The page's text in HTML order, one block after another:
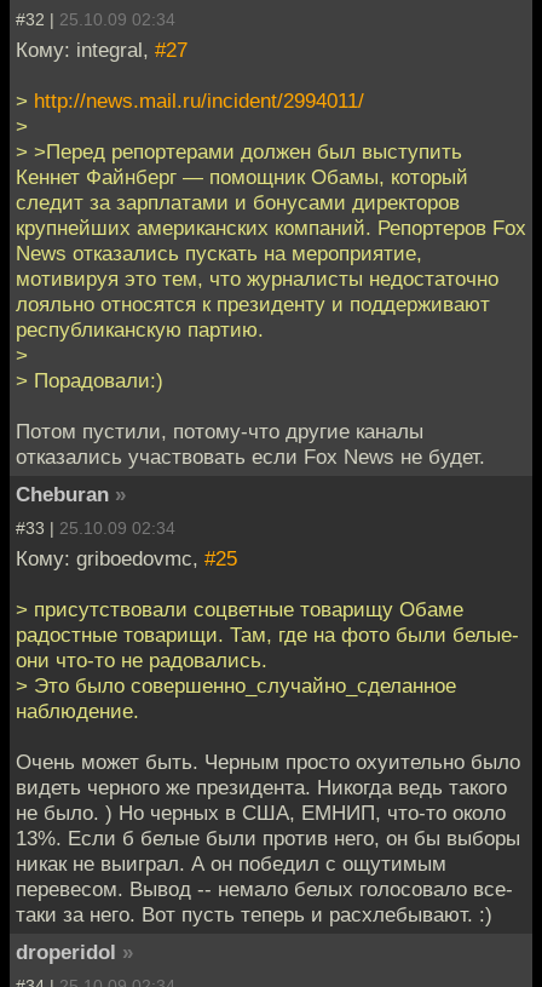
#32 | 25.10.09 02:34
Кому: integral, #27
> http://news.mail.ru/incident/2994011/
>
> >Перед репортерами должен был выступить
Кеннет Файнберг — помощник Обамы, который
следит за зарплатами и бонусами директоров
крупнейших американских компаний. Репортеров Fox
News отказались пускать на мероприятие,
мотивируя это тем, что журналисты недостаточно
лояльно относятся к президенту и поддерживают
республиканскую партию.
>
> Порадовали:)
Потом пустили, потому-что другие каналы
отказались участвовать если Fox News не будет.
Cheburan »
#33 | 25.10.09 02:34
Кому: griboedovmc, #25
> присутствовали соцветные товарищу Обаме
радостные товарищи. Там, где на фото были белые-
они что-то не радовались.
> Это было совершенно_случайно_сделанное
наблюдение.
Очень может быть. Черным просто охуительно было
видеть черного же президента. Никогда ведь такого
не было. ) Но черных в США, ЕМНИП, что-то около
13%. Если б белые были против него, он бы выборы
никак не выиграл. А он победил с ощутимым
перевесом. Вывод -- немало белых голосовало все-
таки за него. Вот пусть теперь и расхлебывают. :)
droperidol »